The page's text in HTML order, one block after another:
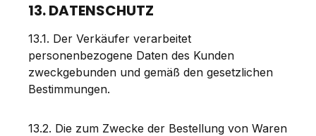
13. DATENSCHUTZ
13.1. Der Verkäufer verarbeitet
personenbezogene Daten des Kunden
zweckgebunden und gemäß den gesetzlichen
Bestimmungen.
13.2. Die zum Zwecke der Bestellung von Waren